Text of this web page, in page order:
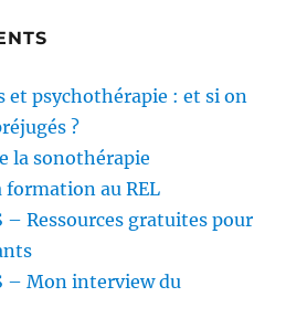
et psychothérapie : et si on
?
la sonothérapie
formation au REL
– Ressources gratuites pour
– Mon interview du